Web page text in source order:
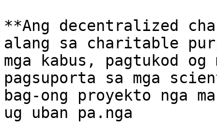
**Ang decentralized
alang sa charitable
mga kabus, pagtukod
pagsuporta sa mga
bag-ong proyekto nga
ug uban pa.nga